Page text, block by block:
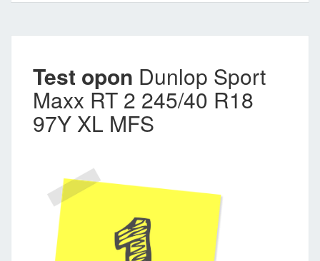
Test opon Dunlop Sport
Maxx RT 2 245/40 R18
97Y XL MFS